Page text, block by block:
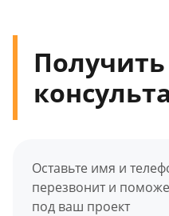
Получить
Оставьте имя и
перезвонит и
под ваш проект